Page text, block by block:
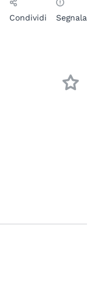
Condividi Segnala